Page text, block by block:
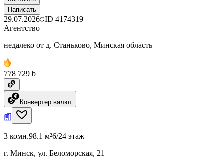
Написать
29.07.2026 ID 4174319
Агентство
недалеко от д. Станьково, Минская область
778 729 ƃ
Конвертер валют
3 комн.98.1 м²6/24 этаж
г. Минск, ул. Беломорская, 21